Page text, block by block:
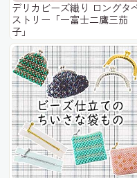
デリカビーズ織り ロングタ
ストリー「一富士二鷹三茄
子」